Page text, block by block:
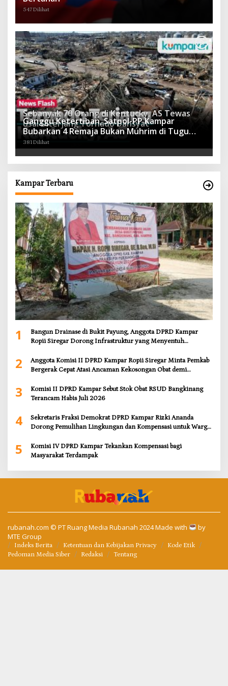
547 Dilihat
Sebanyak 70 Orang di Kentucky, AS Tewas
usai Diterjang Tornado Dahsyat
395 Dilihat
Ganggu Ketertiban, Satpol-PP Kampar
Bubarkan 4 Remaja Bukan Muhrim di Tugu
Batu Hitam dan Tigo Tungku Sajoangan
381 Dilihat
Kampar Terbaru
1
Bangun Drainase di Bukit Payung, Anggota DPRD Kampar
Ropii Siregar Dorong Infrastruktur yang Menyentuh
2
Anggota Komisi II DPRD Kampar Ropii Siregar Minta Pemkab
Bergerak Cepat Atasi Ancaman Kekosongan Obat demi
3
Komisi II DPRD Kampar Sebut Stok Obat RSUD Bangkinang
Terancam Habis Juli 2026
4
Sekretaris Fraksi Demokrat DPRD Kampar Rizki Ananda
Dorong Pemulihan Lingkungan dan Kompensasi untuk Warga
5
Komisi IV DPRD Kampar Tekankan Kompensasi bagi
Masyarakat Terdampak
rubanah.com © PT Ruang Media Rubanah 2024 Made with
by
MTE Group
Indeks Berita Ketentuan dan Kebijakan Privacy
Kode Etik
Pedoman Media Siber
Redaksi Tentang